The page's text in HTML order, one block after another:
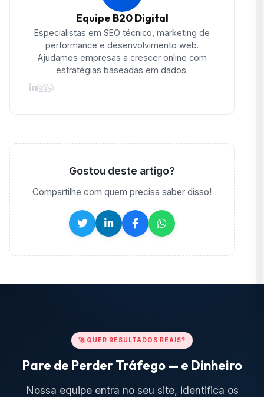
Equipe B20 Digital
Especialistas em SEO técnico, marketing de
performance e desenvolvimento web.
Ajudamos empresas a crescer online com
estratégias baseadas em dados.
Gostou deste artigo?
Compartilhe com quem precisa saber disso!
🚀 QUER RESULTADOS REAIS?
Pare de Perder Tráfego — e Dinheiro
Nossa equipe entra no seu site, identifica os